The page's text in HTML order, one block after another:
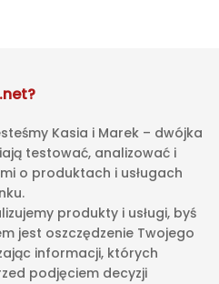
Kasia i Marek – dwójka
testować, analizować i
o produktach i usługach
produkty i usługi, byś
jest oszczędzenie Twojego
informacji, których
podjęciem decyzji